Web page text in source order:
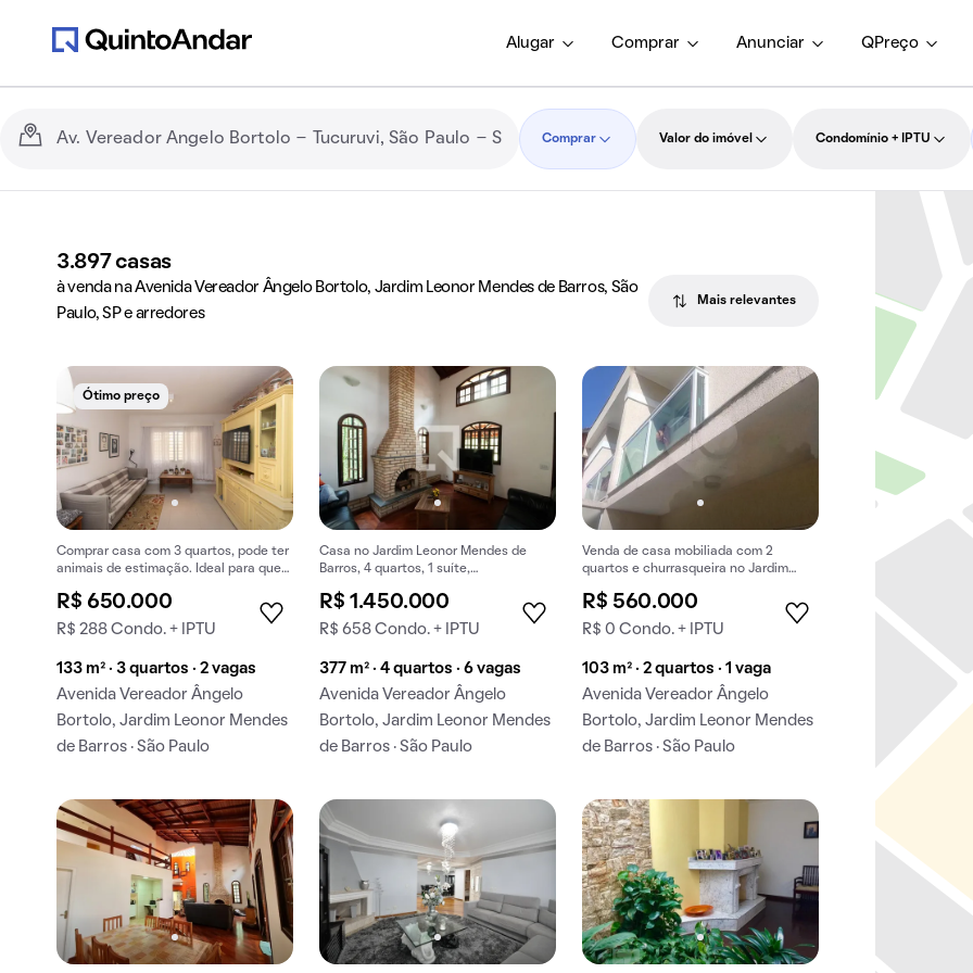
Alugar Comprar Anunciar QPreço
Comprar Valor do imóvel Condomínio + IPTU
3.897 casas
à venda na Avenida Vereador Ângelo Bortolo, Jardim Leonor Mendes de Barros, São
Paulo, SP e arredores
Mais relevantes
Ótimo preço
Comprar casa com 3 quartos, pode ter
animais de estimação. Ideal para quem
R$ 650.000
R$ 288 Condo. + IPTU
133 m² · 3 quartos · 2 vagas
Avenida Vereador Ângelo
Bortolo, Jardim Leonor Mendes
de Barros · São Paulo
Casa no Jardim Leonor Mendes de
Barros, 4 quartos, 1 suíte,
gourmet, para comprar.
R$ 1.450.000
R$ 658 Condo. + IPTU
377 m² · 4 quartos · 6 vagas
Avenida Vereador Ângelo
Bortolo, Jardim Leonor Mendes
de Barros · São Paulo
Venda de casa mobiliada com 2
quartos e churrasqueira no Jardim
R$ 560.000
R$ 0 Condo. + IPTU
103 m² · 2 quartos · 1 vaga
Avenida Vereador Ângelo
Bortolo, Jardim Leonor Mendes
de Barros · São Paulo